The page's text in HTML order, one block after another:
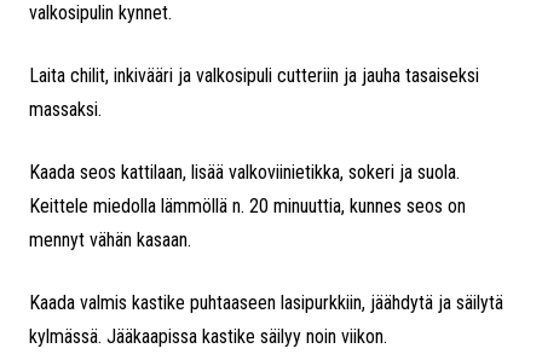
valkosipulin kynnet.
Laita chilit, inkivääri ja valkosipuli cutteriin ja jauha tasaiseksi
massaksi.
Kaada seos kattilaan, lisää valkoviinietikka, sokeri ja suola.
Keittele miedolla lämmöllä n. 20 minuuttia, kunnes seos on
mennyt vähän kasaan.
Kaada valmis kastike puhtaaseen lasipurkkiin, jäähdytä ja säilytä
kylmässä. Jääkaapissa kastike säilyy noin viikon.